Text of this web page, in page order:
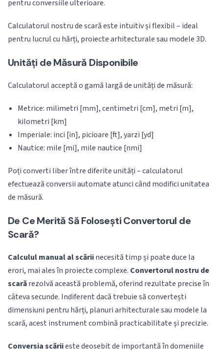
pentru conversiile ulterioare.
Calculatorul nostru de scară este intuitiv și flexibil – ideal
pentru lucrul cu hărți, proiecte arhitecturale sau modele 3D.
Unități de Măsură Disponibile
Calculatorul acceptă o gamă largă de unități de măsură:
Metrice: milimetri [mm], centimetri [cm], metri [m],
kilometri [km]
Imperiale: inci [in], picioare [ft], yarzi [yd]
Nautice: mile [mi], mile nautice [nmi]
Poți converti liber între diferite unități – calculatorul
efectuează conversii automate atunci când modifici unitatea
de măsură.
De Ce Merită Să Folosești Convertorul de
Scară?
Calculul manual al scăriinecesită timp și poate duce la
erori, mai ales în proiecte complexe. Convertorul nostru de
scarărezolvă această problemă, oferind rezultate precise în
câteva secunde. Indiferent dacă trebuie să convertești
dimensiuni pentru hărți, planuri arhitecturale sau modele la
scară, acest instrument combină practicabilitate și precizie.
Conversia scăriieste deosebit de importantă în domeniile